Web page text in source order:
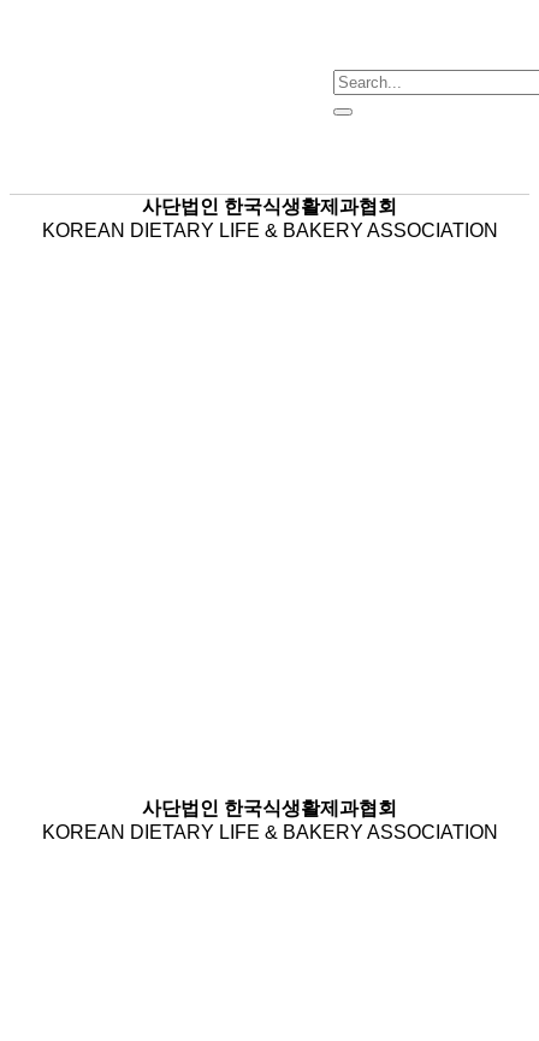
사단법인 한국식생활제과협회
KOREAN DIETARY LIFE & BAKERY ASSOCIATION
사단법인 한국식생활제과협회
KOREAN DIETARY LIFE & BAKERY ASSOCIATION